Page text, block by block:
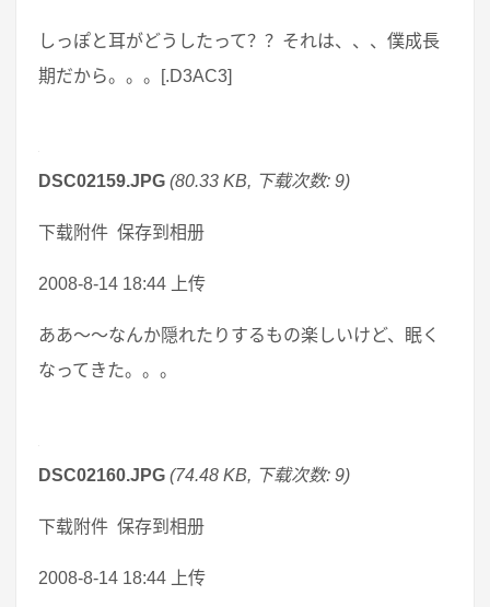
しっぽと耳がどうしたって？？それは、、、僕成長
期だから。。。[.D3AC3]
DSC02159.JPG (80.33 KB, 下载次数: 9)
下载附件 保存到相册
2008-8-14 18:44 上传
ああ～～なんか隠れたりするもの楽しいけど、眠く
なってきた。。。
DSC02160.JPG (74.48 KB, 下载次数: 9)
下载附件 保存到相册
2008-8-14 18:44 上传